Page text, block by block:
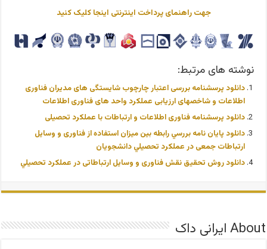
جهت راهنمای پرداخت اینترنتی اینجا کلیک کنید
نوشته های مرتبط:
دانلود پرسشنامه بررسی اعتبار چارچوب شایستگی های مدیران فناوری
اطلاعات و شاخصهای ارزیابی عملکرد واحد های فناوری اطلاعات
دانلود پرسشنامه فناوری اطلاعات و ارتباطات با عملکرد تحصیلی
دانلود پایان نامه بررسي رابطه بين ميزان استفاده از فناوری و وسایل
ارتباطات جمعی در عملكرد تحصيلي دانشجويان
دانلود روش تحقیق نقش فناوری و وسایل ارتباطاتی در عملكرد تحصيلي
About ایرانی داک